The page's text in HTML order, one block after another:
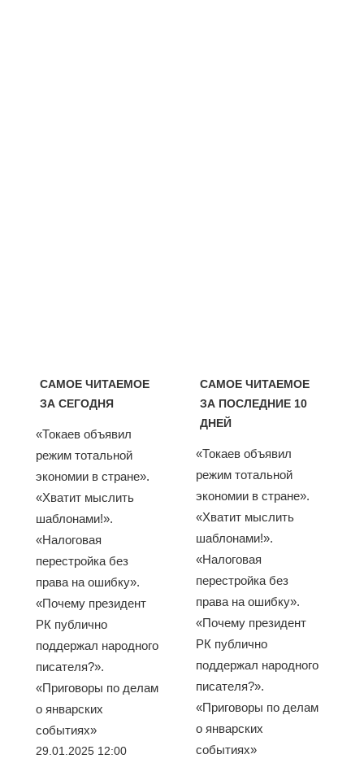
САМОЕ ЧИТАЕМОЕ
ЗА СЕГОДНЯ
«Токаев объявил
режим тотальной
экономии в стране».
«Хватит мыслить
шаблонами!».
«Налоговая
перестройка без
права на ошибку».
«Почему президент
РК публично
поддержал народного
писателя?».
«Приговоры по делам
о январских
событиях»
29.01.2025 12:00
САМОЕ ЧИТАЕМОЕ
ЗА ПОСЛЕДНИЕ 10
ДНЕЙ
«Токаев объявил
режим тотальной
экономии в стране».
«Хватит мыслить
шаблонами!».
«Налоговая
перестройка без
права на ошибку».
«Почему президент
РК публично
поддержал народного
писателя?».
«Приговоры по делам
о январских
событиях»